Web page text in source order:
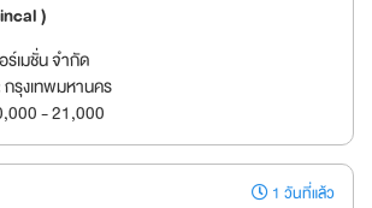
)
เมชั่น จำกัด
กรุงเทพมหานคร
- 21,000
1 วันที่แล้ว